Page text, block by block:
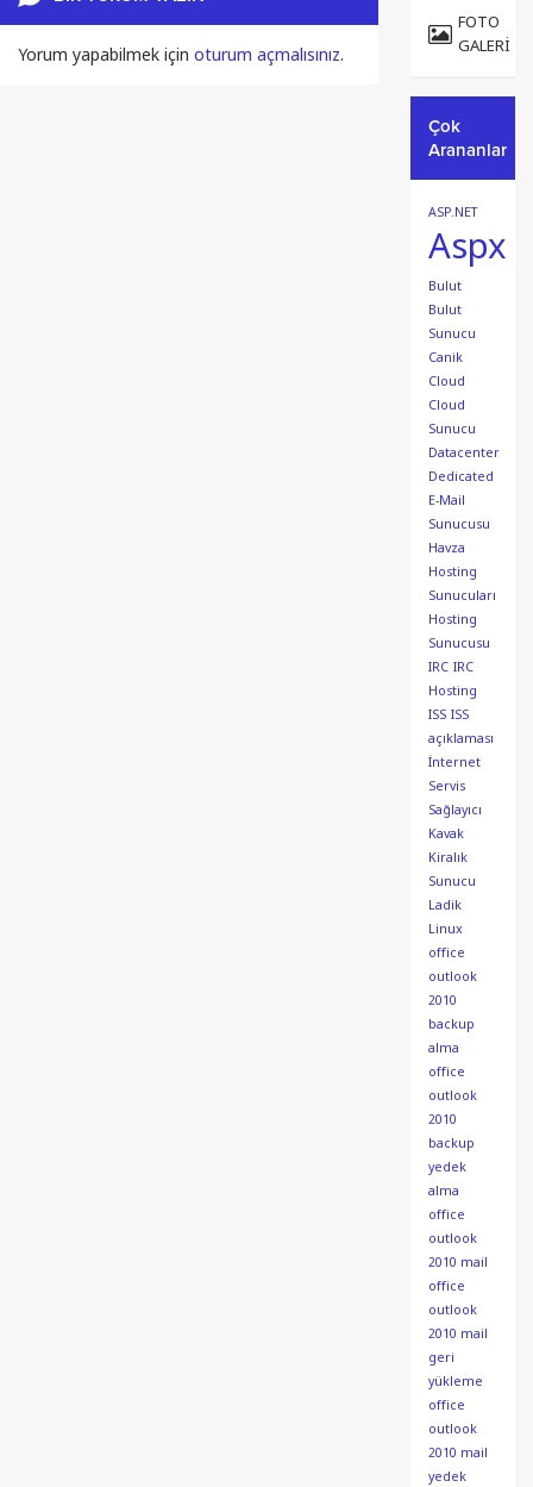
Yorum yapabilmek için oturum açmalısınız.
FOTO
GALERI
Çok
Arananlar
ASP.NET
Aspx
Bulut
Bulut
Sunucu
Canik
Cloud
Cloud
Sunucu
Datacenter
Dedicated
E-Mail
Sunucusu
Havza
Hosting
Sunucuları
Hosting
Sunucusu
IRC IRC
Hosting
ISS ISS
açıklaması
İnternet
Servis
Sağlayıcı
Kavak
Kiralık
Sunucu
Ladik
Linux
office
outlook
2010
backup
alma
office
outlook
2010
backup
yedek
alma
office
outlook
2010 mail
office
outlook
2010 mail
geri
yükleme
office
outlook
2010 mail
yedek